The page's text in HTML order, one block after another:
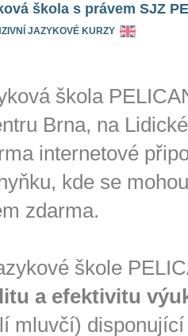
škola s právem SJZ
JAZYKOVÉ KURZY
škola
Brna, na
internetové
kde se
zdarma.
škole
a efektivitu
mluvčí)